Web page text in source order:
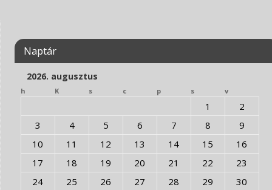
Naptár
2026. augusztus
h K s c p s v
1
2
3
4 5 6 7 8
9
10
11 12 13 14 15
16
17
18 19 20 21 22
23
24
25 26 27 28 29
30